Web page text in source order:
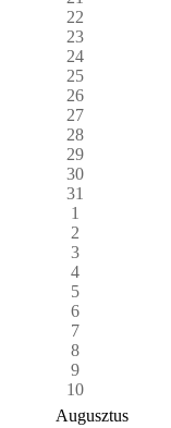
22
23
24
25
26
27
28
29
30
31
1
2
3
4
5
6
7
8
9
10
Augusztus